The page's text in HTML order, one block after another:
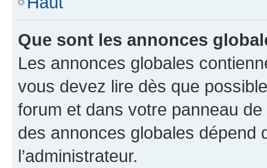
Que sont les annonces
Les annonces globales
vous devez lire dès que
forum et dans votre panneau
des annonces globales dépend
l’administrateur.